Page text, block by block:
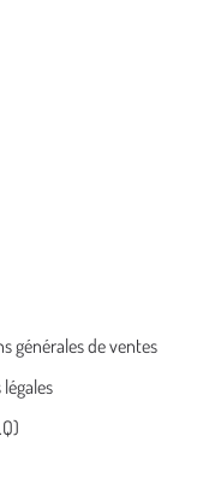
générales de ventes